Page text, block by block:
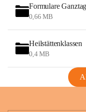
Formulare
0,66 MB
Heilstättenklassen
0,4 MB